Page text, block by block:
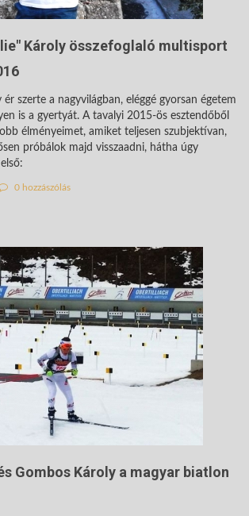
Károly összefoglaló multisport
szerte a nagyvilágban, eléggé gyorsan égetem
is a gyertyát. A tavalyi 2015-ös esztendőből
élményeimet, amiket teljesen szubjektívan,
próbálok majd visszaadni, hátha úgy
0 hozzászólás
Gombos Károly a magyar biatlon